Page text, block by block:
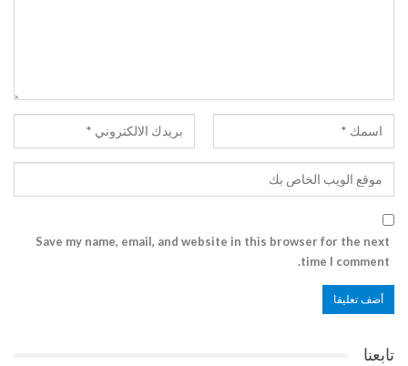
Save my name, email, and website in this browser for the next
time I comment.
تابعنا